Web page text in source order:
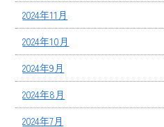
2024年11月
2024年10月
2024年9月
2024年8月
2024年7月